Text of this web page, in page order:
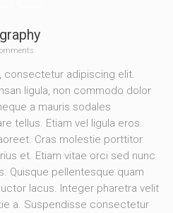
adipiscing elit.
ligula, non commodo dolor
a mauris sodales
tellus. Etiam vel ligula eros.
Cras molestie porttitor
et. Etiam vitae orci sed nunc
Quisque pellentesque quam
lacus. Integer pharetra velit
a. Suspendisse consectetur